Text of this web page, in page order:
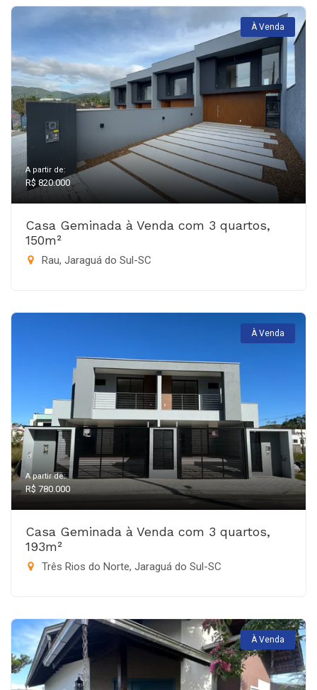
À Venda
A partir de:
R$ 820.000
Casa Geminada à Venda com 3 quartos,
150m²
Rau, Jaraguá do Sul-SC
À Venda
A partir de:
R$ 780.000
Casa Geminada à Venda com 3 quartos,
193m²
Três Rios do Norte, Jaraguá do Sul-SC
À Venda